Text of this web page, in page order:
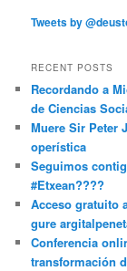
Tweets by
RECENT POSTS
Recordando a
de Ciencias
Muere Sir Peter
operística
Seguimos
#Etxean????
Acceso gratuito
gure
Conferencia
transformación